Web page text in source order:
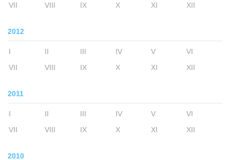
VII
VIII IX X XI XII
2012
I II III IV V
VI
VII
VIII IX X XI XII
2011
I II III IV V
VI
VII
VIII IX X XI XII
2010